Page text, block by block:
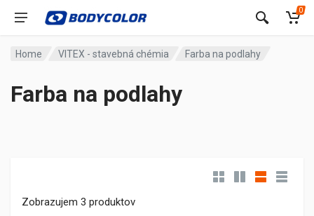
0
Home VITEX - stavebná chémia Farba na podlahy
Farba na podlahy
Zobrazujem 3 produktov